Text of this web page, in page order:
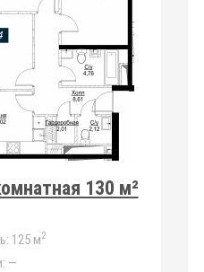
130 м²
125 м2
—